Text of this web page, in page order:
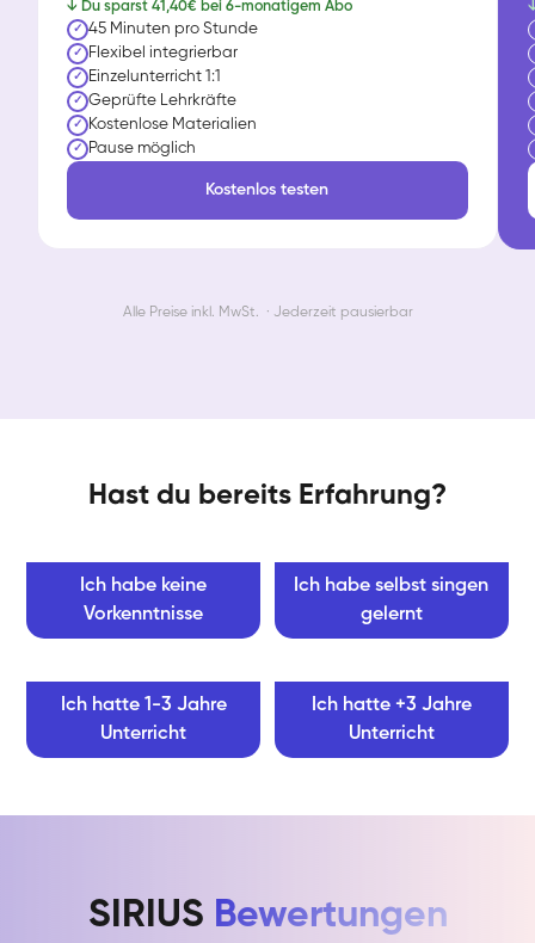
↓ Du sparst 41,40€ bei 6-monatigem Abo
✓ 45 Minuten pro Stunde
✓ Flexibel integrierbar
✓ Einzelunterricht 1:1
✓ Geprüfte Lehrkräfte
✓ Kostenlose Materialien
✓ Pause möglich
Kostenlos testen
Alle Preise inkl. MwSt. · Jederzeit pausierbar
Hast du bereits Erfahrung?
Ich habe keine
Vorkenntnisse
Ich habe selbst singen
gelernt
Ich hatte 1-3 Jahre
Unterricht
Ich hatte +3 Jahre
Unterricht
SIRIUS Bewertungen